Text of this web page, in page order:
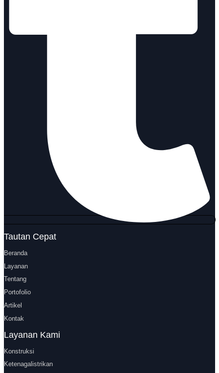
Tautan Cepat
Beranda
Layanan
Tentang
Portofolio
Artikel
Kontak
Layanan Kami
Konstruksi
Ketenagalistrikan